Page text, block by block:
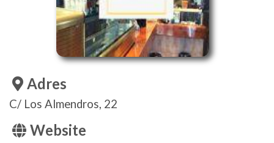
Adres
C/ Los Almendros, 22
Website